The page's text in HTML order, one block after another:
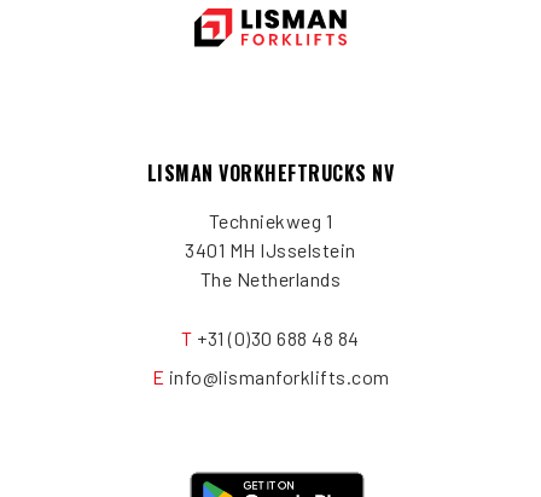
LISMAN VORKHEFTRUCKS NV
Techniekweg 1
3401 MH IJsselstein
The Netherlands
T +31 (0)30 688 48 84
E info@lismanforklifts.com